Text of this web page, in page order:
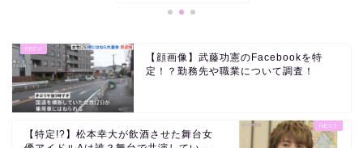
【顔画像】武藤功憲のFacebookを特
定！？勤務先や職業について調査！
【特定!?】松本幸大が飲酒させた舞台女